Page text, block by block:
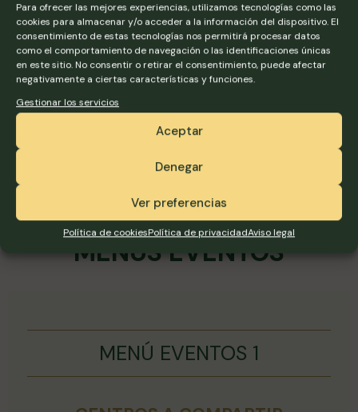
Para ofrecer las mejores experiencias, utilizamos tecnologías como las
cookies para almacenar y/o acceder a la información del dispositivo. El
consentimiento de estas tecnologías nos permitirá procesar datos
como el comportamiento de navegación o las identificaciones únicas
en este sitio. No consentir o retirar el consentimiento, puede afectar
negativamente a ciertas características y funciones.
Gestionar los servicios
Aceptar
Denegar
Ver preferencias
Política de cookiesPolítica de privacidadAviso legal
*NECESARIO RESERVA PREVIA976 560 662/
eventos@lajunqueraocio.com
MENÚS EVENTOS
MENÚ EVENTOS 1